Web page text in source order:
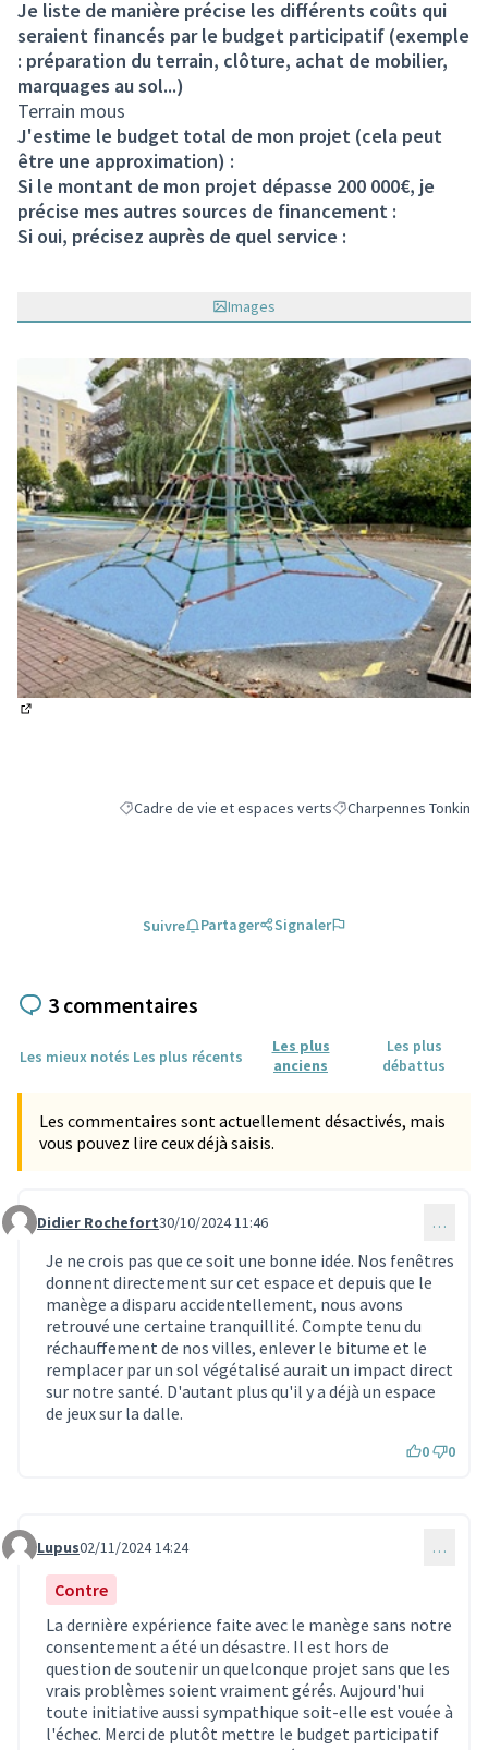
Je liste de manière précise les différents coûts qui
seraient financés par le budget participatif (exemple
: préparation du terrain, clôture, achat de mobilier,
marquages au sol...)
Terrain mous
J'estime le budget total de mon projet (cela peut
être une approximation) :
Si le montant de mon projet dépasse 200 000€, je
précise mes autres sources de financement :
Si oui, précisez auprès de quel service :
Images
Filtrer les résultats de la catégorie : Cadre de vie et
Cadre de vie et espaces vertsFiltrer les résultats
Charpennes Tonkin
Suivre Partager Signaler
3 commentaires
Les mieux notés Les plus récents
Les plus
anciens
Les plus
débattus
Les commentaires sont actuellement désactivés, mais
vous pouvez lire ceux déjà saisis.
Commentaire 3379
Didier Rochefort30/10/2024 11:46 …
Je ne crois pas que ce soit une bonne idée. Nos fenêtres
donnent directement sur cet espace et depuis que le
manège a disparu accidentellement, nous avons
retrouvé une certaine tranquillité. Compte tenu du
réchauffement de nos villes, enlever le bitume et le
remplacer par un sol végétalisé aurait un impact direct
sur notre santé. D'autant plus qu'il y a déjà un espace
de jeux sur la dalle.
0 0
Commentaire 3399
Lupus02/11/2024 14:24 …
Contre
La dernière expérience faite avec le manège sans notre
consentement a été un désastre. Il est hors de
question de soutenir un quelconque projet sans que les
vrais problèmes soient vraiment gérés. Aujourd'hui
toute initiative aussi sympathique soit-elle est vouée à
l'échec. Merci de plutôt mettre le budget participatif